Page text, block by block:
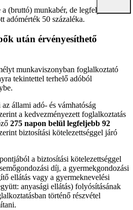
(bruttó) munkabér, de legfeljebb a
adómérték 50 százaléka.
után érvényesíthető
munkaviszonyban foglalkoztató
tekintettel terhelő adóból
állami adó- és vámhatóság
a kedvezményezett foglalkoztatás
275 napon belül legfeljebb 92
biztosítási kötelezettséggel járó
a biztosítási kötelezettséggel
díj, a gyermekgondozási
ellátás vagy a gyermeknevelési
anyasági ellátás) folyósításának
történő részvétel